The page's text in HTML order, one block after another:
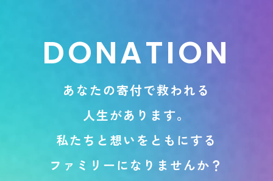
DONATION
あ な たの寄付で救われ る
人生があ り ま す。
私た ち と 想い を と も にする
フ ァ ミ リ ーに な り ま せんか ？